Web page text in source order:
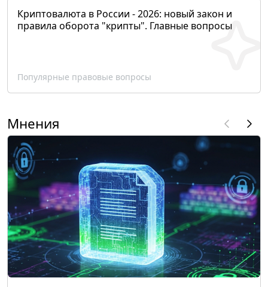
Криптовалюта в России - 2026: новый закон и
правила оборота "крипты". Главные вопросы
Популярные правовые вопросы
Мнения